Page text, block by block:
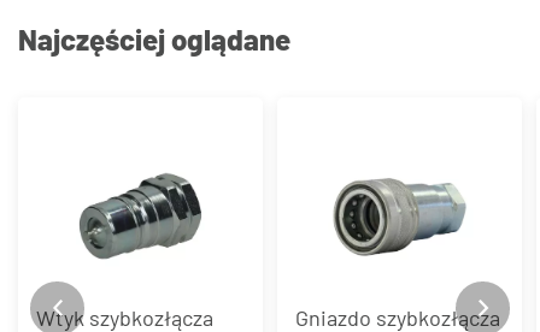
Najczęściej oglądane
Wtyk szybkozłącza
Gniazdo szybkozłącza